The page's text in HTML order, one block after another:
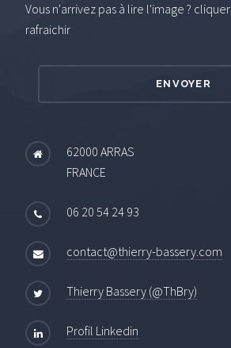
Vous n'arrivez pas à lire l'image ? cliquer
rafraichir
62000 ARRAS
FRANCE
06 20 54 24 93
contact@thierry-bassery.com
Thierry Bassery (@ThBry)
Profil Linkedin